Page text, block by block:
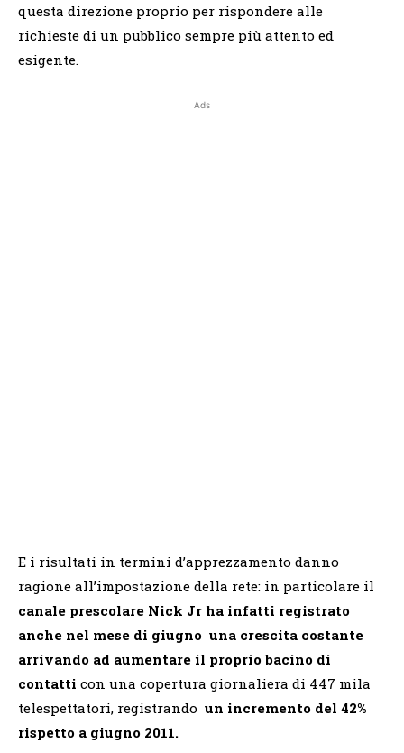
questa direzione proprio per rispondere alle
richieste di un pubblico sempre più attento ed
esigente.
Ads
E i risultati in termini d’apprezzamento danno
ragione all’impostazione della rete: in particolare il
canale prescolare Nick Jr ha infatti registrato
anche nel mese di giugno una crescita costante
arrivando ad aumentare il proprio bacino di
contatti con una copertura giornaliera di 447 mila
telespettatori, registrando un incremento del 42%
rispetto a giugno 2011.